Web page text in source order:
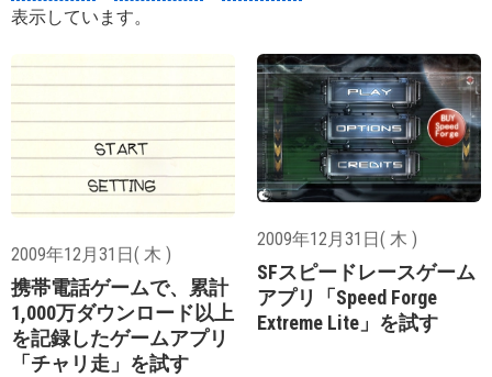
表示しています。
2009年12月31日( 木 )
携帯電話ゲームで、累計
1,000万ダウンロード以上
を記録したゲームアプリ
「チャリ走」を試す
2009年12月31日( 木 )
SFスピードレースゲーム
アプリ「Speed Forge
Extreme Lite」を試す